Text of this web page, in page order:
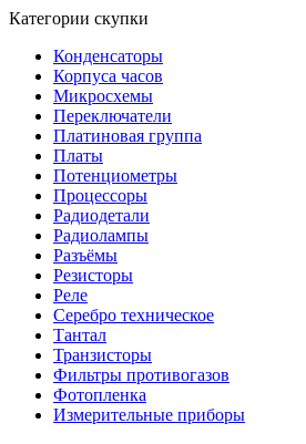
Категории скупки
Конденсаторы
Корпуса часов
Микросхемы
Переключатели
Платиновая группа
Платы
Потенциометры
Процессоры
Радиодетали
Радиолампы
Разъёмы
Резисторы
Реле
Серебро техническое
Тантал
Транзисторы
Фильтры противогазов
Фотопленка
Измерительные приборы